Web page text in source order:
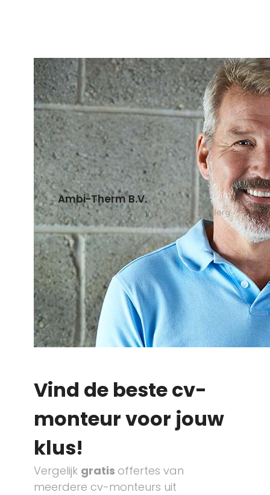
Ambi-Therm B.V.
Wilgenlaan 58, 1394JS Nederhorst den Berg
Vind de beste cv-
monteur voor jouw
klus!
Vergelijk gratis offertes van
meerdere cv-monteurs uit